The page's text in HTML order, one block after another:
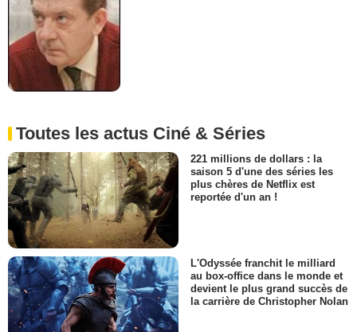
Toutes les actus Ciné & Séries
221 millions de dollars : la
saison 5 d'une des séries les
plus chères de Netflix est
reportée d'un an !
L'Odyssée franchit le milliard
au box-office dans le monde et
devient le plus grand succès de
la carrière de Christopher Nolan